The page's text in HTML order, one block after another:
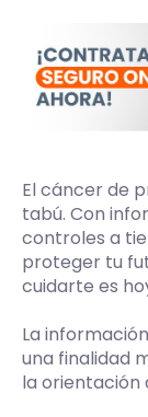
El cáncer de
tabú. Con
controles a
proteger tu
cuidarte es
La
una finalidad
la orientación